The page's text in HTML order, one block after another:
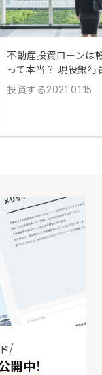
不動産投資ローンは
って本当？ 現役銀
投資する2021.01.15
開中！